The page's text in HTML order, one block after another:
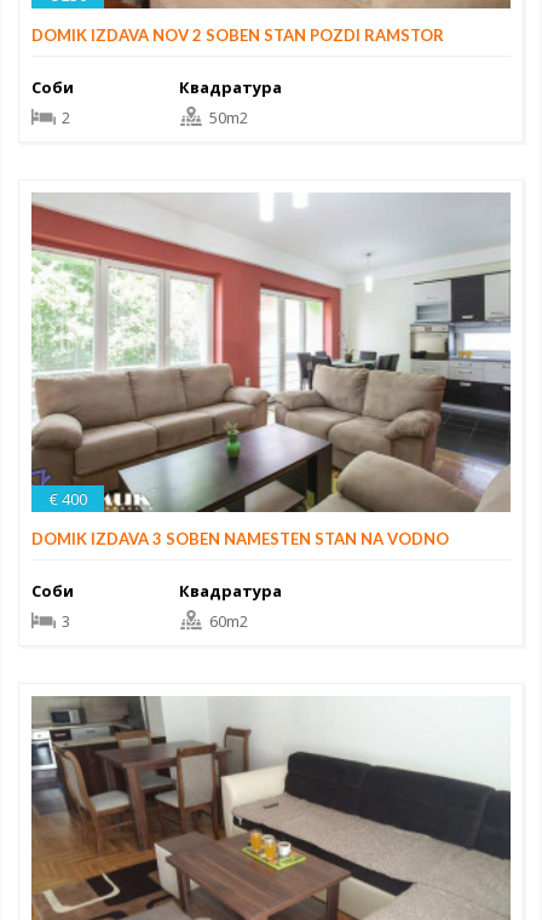
DOMIK IZDAVA NOV 2 SOBEN STAN POZDI RAMSTOR
Соби
2
Квадратура
50m2
€ 400
DOMIK IZDAVA 3 SOBEN NAMESTEN STAN NA VODNO
Соби
3
Квадратура
60m2